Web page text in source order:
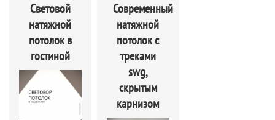
Световой
натяжной
потолок в
гостиной
Современный
натяжной
потолок с
треками
swg,
скрытым
карнизом